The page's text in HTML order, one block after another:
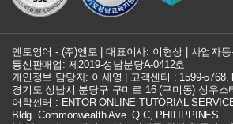
엔토영어 - (주)엔토 | 대표이사: 이형상 | 사업자
통신판매업: 제2019-성남분당A-0412호
개인정보 담당자: 이세영 | 고객센터 : 1599-5768,
경기도 성남시 분당구 구미로 16 (구미동) 성우스
어학센터 : ENTOR ONLINE TUTORIAL
Bldg. Commonwealth Ave. Q.C, PHILIPPINES